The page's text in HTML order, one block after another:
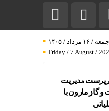
جمعه / ۱۶ مرداد / ۱۴۰۵
Friday / 7 August /
مدیریت
و گاز مارون با